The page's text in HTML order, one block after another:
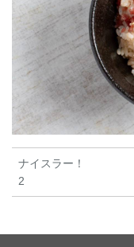
ナイスラー！
2